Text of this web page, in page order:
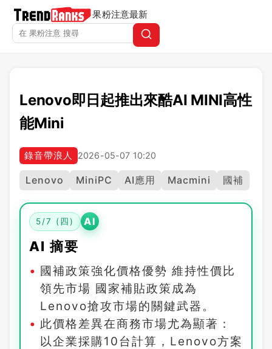
果粉注意最新
Lenovo即日起推出來酷AI MINI高性
能Mini
錄音帶浪人 2026-05-07 10:20
Lenovo MiniPC AI應用 Macmini 國補
5/7 (四) AI
AI 摘要
國補政策強化價格優勢 維持性價比
領先市場 國家補貼政策成為
Lenovo搶攻市場的關鍵武器。
此價格差異在商務市場尤為顯著：
以企業採購10台計算，Lenovo方案